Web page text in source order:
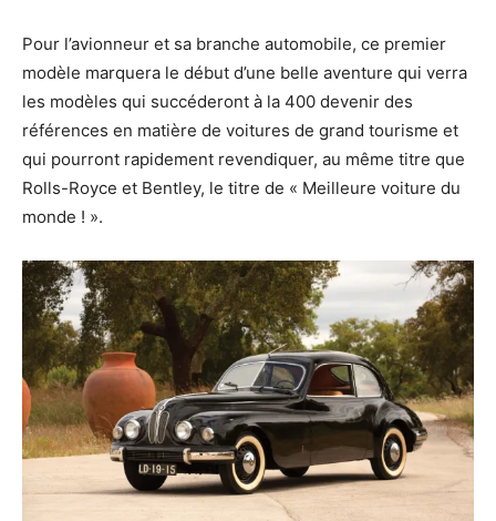
Pour l’avionneur et sa branche automobile, ce premier
modèle marquera le début d’une belle aventure qui verra
les modèles qui succéderont à la 400 devenir des
références en matière de voitures de grand tourisme et
qui pourront rapidement revendiquer, au même titre que
Rolls-Royce et Bentley, le titre de « Meilleure voiture du
monde ! ».